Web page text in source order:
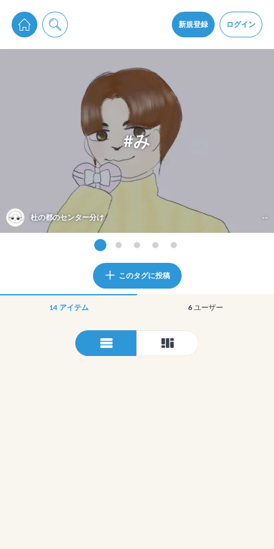
新規登録 ログイン
pixiv Sketchは2024年5月28日付で プライパシーポリシーを改定しました。
通知を受け取るにはここをクリックします
アプリをインストール
#み
杜の都のセンター分け --
このタグに投稿
14 アイテム 6 ユーザー